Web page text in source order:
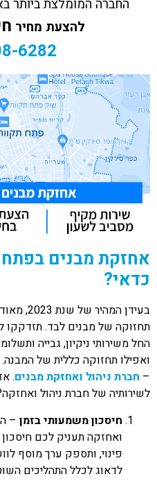
החברה המומלצת ביותר
להצעת מחיר
6282
אחזקת מבנים
כדאי?
בעידן
תחזוקה של מבנים לבד. תזדקקו
החל משירותי ניקיון, גבייה
ואפילו תחזוקה כללית של
– חברת ניהול ואחזקת מבנים.
לשירותיה של חברת ניהול
חיסכון משמעותי בזמן –
ואחזקה תעניק לכם
פינוי, ותספק ערך מוסף
לדאוג לכלל התהליכים